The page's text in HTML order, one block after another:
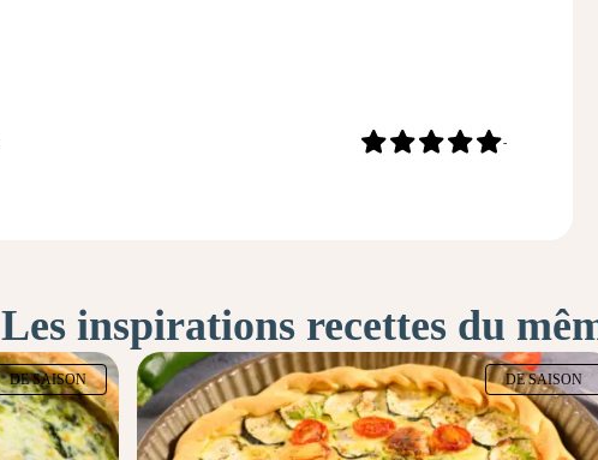
-
Les inspirations recettes du
DE SAISON DE SAISON